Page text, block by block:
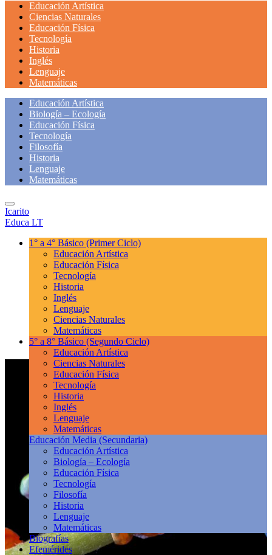
Educación Artística
Ciencias Naturales
Educación Física
Tecnología
Historia
Inglés
Lenguaje
Matemáticas
Educación Artística
Biología – Ecología
Educación Física
Tecnología
Filosofía
Historia
Lenguaje
Matemáticas
Icarito
Educa LT
1° a 4° Básico (Primer Ciclo)
Educación Artística
Educación Física
Tecnología
Historia
Inglés
Lenguaje
Ciencias Naturales
Matemáticas
5° a 8° Básico (Segundo Ciclo)
Educación Artística
Ciencias Naturales
Educación Física
Tecnología
Historia
Inglés
Lenguaje
Matemáticas
Educación Media (Secundaria)
Educación Artística
Biología – Ecología
Educación Física
Tecnología
Filosofía
Historia
Lenguaje
Matemáticas
Biografías
Efemérides